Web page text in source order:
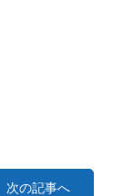
次の記事へ